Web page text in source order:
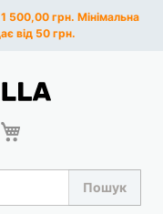
500,00 грн. Мінімальна
від 50 грн.
Пошук